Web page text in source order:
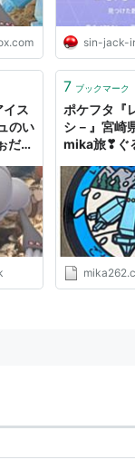
sin-jack-in-
イス
のい
だん
7 ブックマーク
ポケフタ『
シ－』宮崎
mika旅❣ぐ